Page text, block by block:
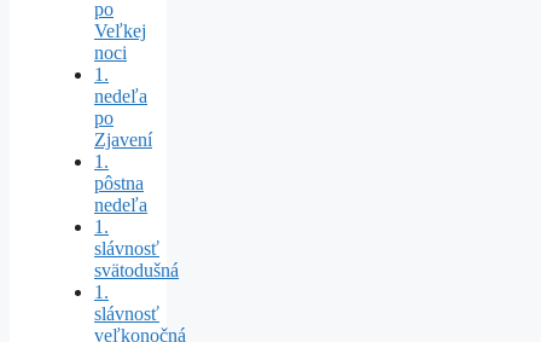
po
Veľkej
noci
1.
nedeľa
po
Zjavení
1.
pôstna
nedeľa
1.
slávnosť
svätodušná
1.
slávnosť
veľkonočná